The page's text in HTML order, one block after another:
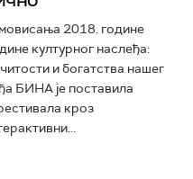
2018. године
културног наслеђа:
и богатства нашег
БИНА је поставила
кроз